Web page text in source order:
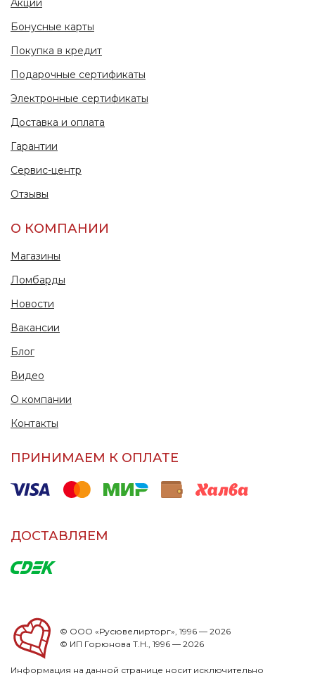
Акции
Бонусные карты
Покупка в кредит
Подарочные сертификаты
Электронные сертификаты
Доставка и оплата
Гарантии
Сервис-центр
Отзывы
О КОМПАНИИ
Магазины
Ломбарды
Новости
Вакансии
Блог
Видео
О компании
Контакты
ПРИНИМАЕМ К ОПЛАТЕ
ДОСТАВЛЯЕМ
© ООО «Русювелирторг», 1996 — 2026
© ИП Горюнова Т.Н., 1996 — 2026
Информация на данной странице носит исключительно